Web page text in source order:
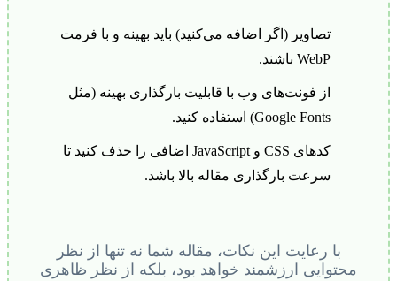
تصاویر (اگر اضافه می‌کنید) باید بهینه و با فرمت
WebP باشند.
از فونت‌های وب با قابلیت بارگذاری بهینه (مثل
Google Fonts) استفاده کنید.
کدهای CSS و JavaScript اضافی را حذف کنید تا
سرعت بارگذاری مقاله بالا باشد.
با رعایت این نکات، مقاله شما نه تنها از نظر
محتوایی ارزشمند خواهد بود، بلکه از نظر ظاهری